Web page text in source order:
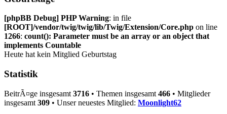
[phpBB Debug] PHP Warning: in file
[ROOT]/vendor/twig/twig/lib/Twig/Extension/Core.php on line
1266: count(): Parameter must be an array or an object that
implements Countable
Heute hat kein Mitglied Geburtstag
Statistik
BeitrÃ¤ge insgesamt 3716 • Themen insgesamt 466 • Mitglieder
insgesamt 309 • Unser neuestes Mitglied: Moonlight62